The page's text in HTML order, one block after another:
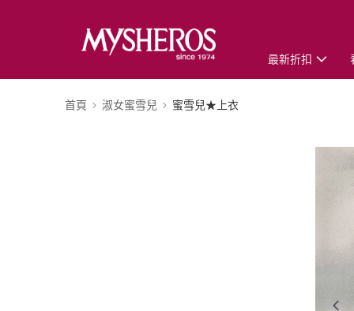
最新折扣
首頁 淑女蜜雪兒 蜜雪兒★上衣